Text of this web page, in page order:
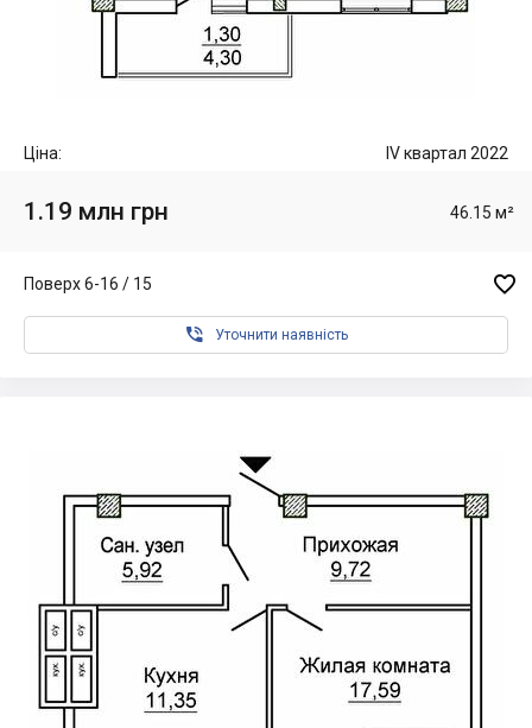
Ціна: IV квартал 2022
1.19 млн грн 46.15 м²
Поверх 6-16 / 15 
 Уточнити наявність